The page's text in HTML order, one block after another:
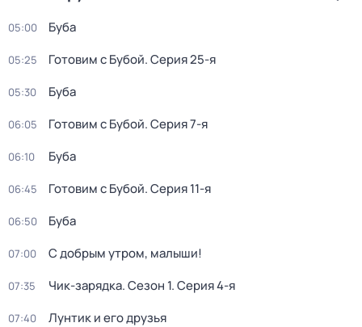
05:00 Буба
05:25 Готовим с Бубой. Серия 25-я
05:30 Буба
06:05 Готовим с Бубой. Серия 7-я
06:10 Буба
06:45 Готовим с Бубой. Серия 11-я
06:50 Буба
07:00 С добрым утром, малыши!
07:35 Чик-зарядка. Сезон 1. Серия 4-я
07:40 Лунтик и его друзья